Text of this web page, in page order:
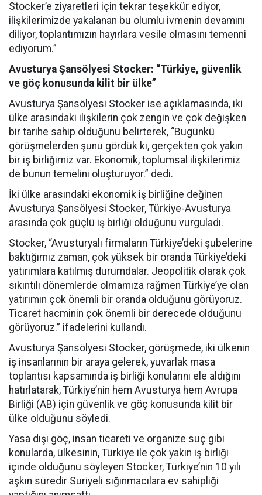
Stocker’e ziyaretleri için tekrar teşekkür ediyor,
ilişkilerimizde yakalanan bu olumlu ivmenin devamını
diliyor, toplantımızın hayırlara vesile olmasını temenni
ediyorum.”
Avusturya Şansölyesi Stocker: “Türkiye, güvenlik
ve göç konusunda kilit bir ülke”
Avusturya Şansölyesi Stocker ise açıklamasında, iki
ülke arasındaki ilişkilerin çok zengin ve çok değişken
bir tarihe sahip olduğunu belirterek, “Bugünkü
görüşmelerden şunu gördük ki, gerçekten çok yakın
bir iş birliğimiz var. Ekonomik, toplumsal ilişkilerimiz
de bunun temelini oluşturuyor.” dedi.
İki ülke arasındaki ekonomik iş birliğine değinen
Avusturya Şansölyesi Stocker, Türkiye-Avusturya
arasında çok güçlü iş birliği olduğunu vurguladı.
Stocker, “Avusturyalı firmaların Türkiye’deki şubelerine
baktığımız zaman, çok yüksek bir oranda Türkiye’deki
yatırımlara katılmış durumdalar. Jeopolitik olarak çok
sıkıntılı dönemlerde olmamıza rağmen Türkiye’ye olan
yatırımın çok önemli bir oranda olduğunu görüyoruz.
Ticaret hacminin çok önemli bir derecede olduğunu
görüyoruz.” ifadelerini kullandı.
Avusturya Şansölyesi Stocker, görüşmede, iki ülkenin
iş insanlarının bir araya gelerek, yuvarlak masa
toplantısı kapsamında iş birliği konularını ele aldığını
hatırlatarak, Türkiye’nin hem Avusturya hem Avrupa
Birliği (AB) için güvenlik ve göç konusunda kilit bir
ülke olduğunu söyledi.
Yasa dışı göç, insan ticareti ve organize suç gibi
konularda, ülkesinin, Türkiye ile çok yakın iş birliği
içinde olduğunu söyleyen Stocker, Türkiye’nin 10 yılı
aşkın süredir Suriyeli sığınmacılara ev sahipliği